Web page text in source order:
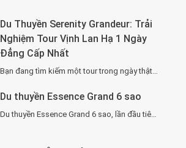
Du Thuyền Serenity Grandeur: Trải
Nghiệm Tour Vịnh Lan Hạ 1 Ngày
Đẳng Cấp Nhất
Bạn đang tìm kiếm một tour trong ngày thật “đã”, nhưng vẫn phải sang –…
Du thuyền Essence Grand 6 sao
Du thuyền Essence Grand 6 sao, lần đầu tiên xuất hiện tại Hạ Long. Với…